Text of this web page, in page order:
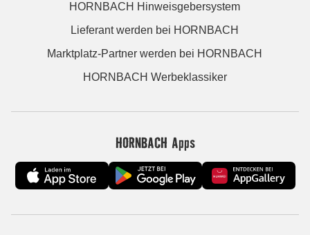
HORNBACH Hinweisgebersystem
Lieferant werden bei HORNBACH
Marktplatz-Partner werden bei HORNBACH
HORNBACH Werbeklassiker
HORNBACH Apps